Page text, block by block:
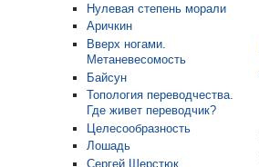
Нулевая степень морали
Аричкин
Вверх ногами.
Метаневесомость
Байсун
Топология переводчества.
Где живет переводчик?
Целесообразность
Лошадь
Сергей Шерстюк